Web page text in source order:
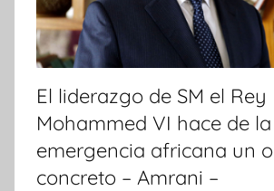
El liderazgo de SM el Rey
Mohammed VI hace de la
emergencia africana un
concreto – Amrani –